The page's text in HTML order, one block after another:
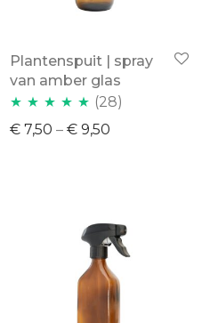
Plantenspuit | spray
van amber glas
Waardering
(28)
€ 7,50 – € 9,50